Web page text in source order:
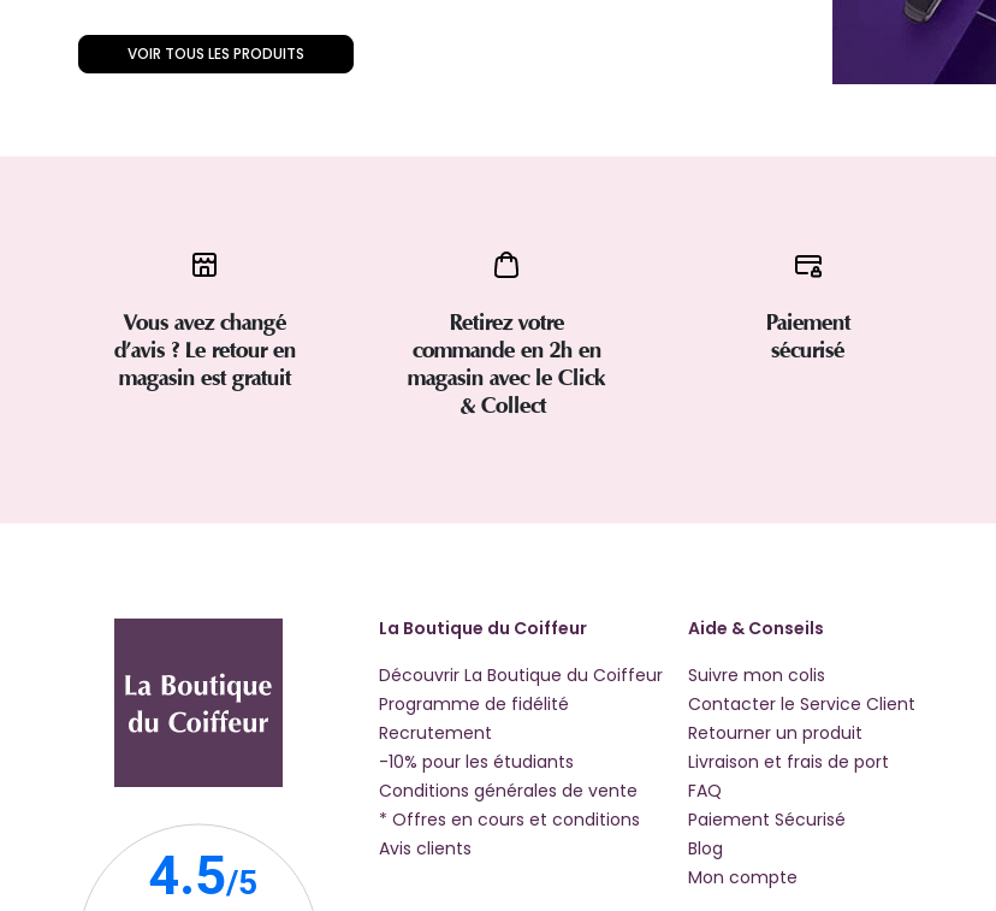
VOIR TOUS LES PRODUITS
Vous avez changé
d’avis ? Le retour en
magasin est gratuit
Retirez votre
commande en 2h en
magasin avec le Click
& Collect
Paiement
sécurisé
La Boutique du Coiffeur
Découvrir La Boutique du Coiffeur
Programme de fidélité
Recrutement
-10% pour les étudiants
Conditions générales de vente
* Offres en cours et conditions
Avis clients
Aide & Conseils
Suivre mon colis
Contacter le Service Client
Retourner un produit
Livraison et frais de port
FAQ
Paiement Sécurisé
Blog
Mon compte